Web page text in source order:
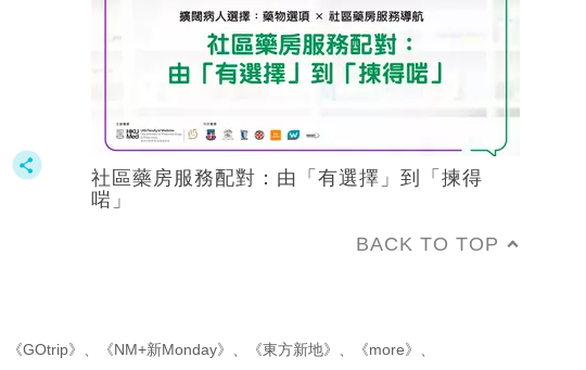
社區藥房服務配對：由「有選擇」到「揀得
啱」
BACK TO TOP
《GOtrip》 、 《NM+新Monday》 、 《東方新地》 、 《more》 、